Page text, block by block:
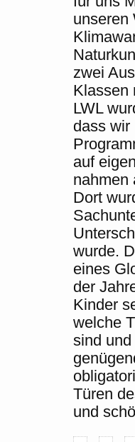
unseren
zwei
Klassen
LWL
dass wir
auf
nahmen
Dort
wurde.
eines
der
Kinder
welche
sind
Türen
und